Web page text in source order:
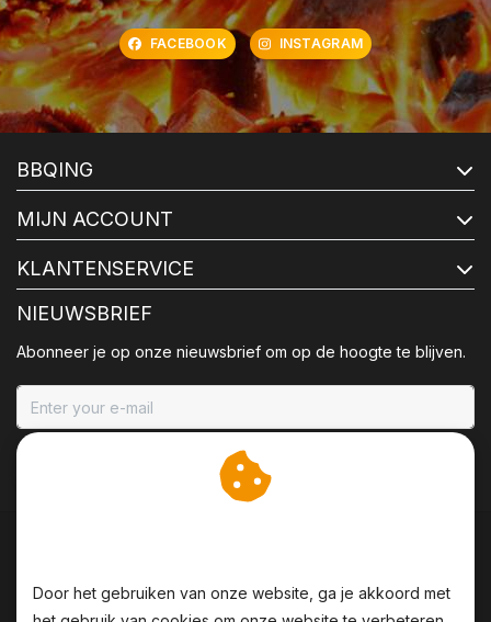
FACEBOOK INSTAGRAM
BBQING
MIJN ACCOUNT
KLANTENSERVICE
NIEUWSBRIEF
Abonneer je op onze nieuwsbrief om op de hoogte te blijven.
Door het gebruiken van onze website, ga je akkoord met